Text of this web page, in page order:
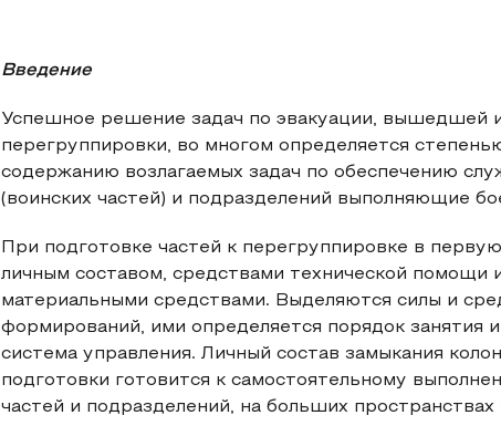
Введение
Успешное решение задач по эвакуации, вышедшей
перегруппировки, во многом определяется
содержанию возлагаемых задач по обеспечению
(воинских частей) и подразделений выполняющие
При подготовке частей к перегруппировке в
личным составом, средствами технической
материальными средствами. Выделяются силы и
формирований, ими определяется порядок занятия
система управления. Личный состав замыкания
подготовки готовится к самостоятельному
частей и подразделений, на больших